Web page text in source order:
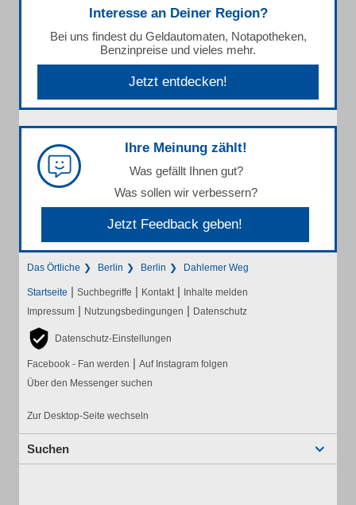
Interesse an Deiner Region?
Bei uns findest du Geldautomaten, Notapotheken,
Benzinpreise und vieles mehr.
Jetzt entdecken!
Ihre Meinung zählt!
Was gefällt Ihnen gut?
Was sollen wir verbessern?
Jetzt Feedback geben!
Das Örtliche Berlin Berlin Dahlemer Weg
Startseite | Suchbegriffe | Kontakt | Inhalte melden
Impressum | Nutzungsbedingungen | Datenschutz
Datenschutz-Einstellungen
Facebook - Fan werden | Auf Instagram folgen
Über den Messenger suchen
Zur Desktop-Seite wechseln
Suchen